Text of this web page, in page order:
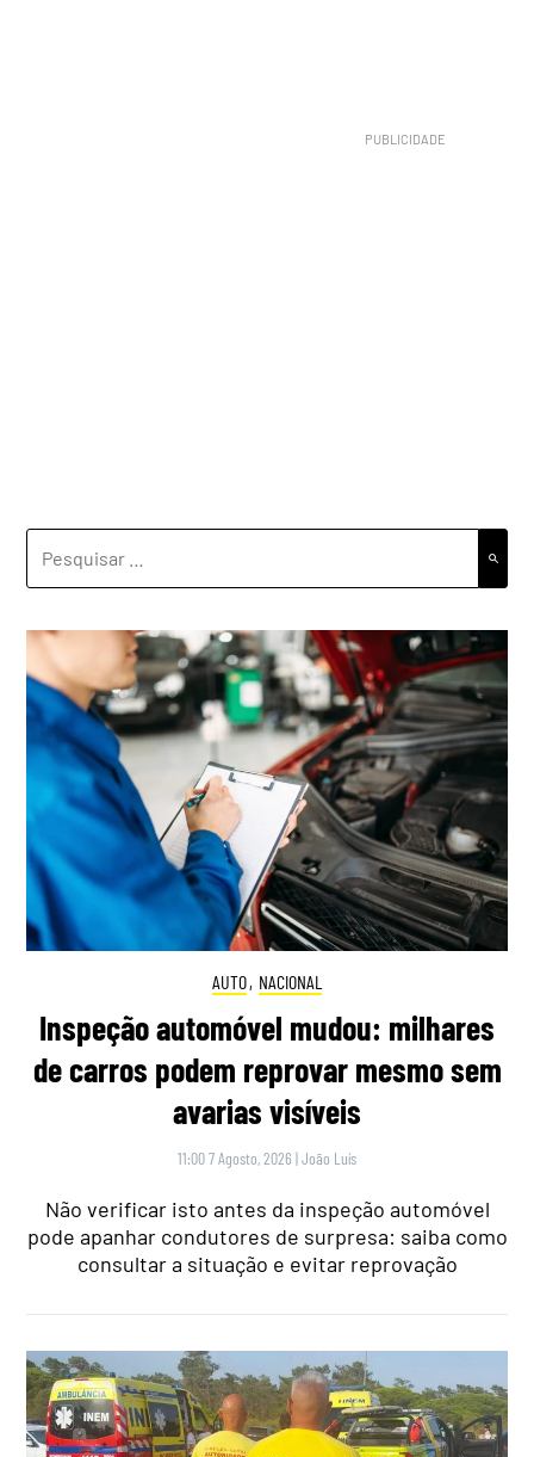
POR:
AUTO, NACIONAL
Inspeção automóvel mudou: milhares
de carros podem reprovar mesmo sem
avarias visíveis
11:00 7 Agosto, 2026 |João Luís
Não verificar isto antes da inspeção automóvel
pode apanhar condutores de surpresa: saiba como
consultar a situação e evitar reprovação